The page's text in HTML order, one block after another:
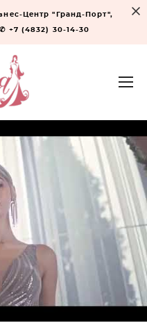
Центр "Гранд-Порт",
+7 (4832) 30-14-30